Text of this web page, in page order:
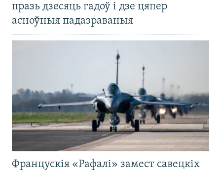
празь дзесяць гадоў і дзе цяпер
асноўныя падазраваныя
Францускія «Рафалі» замест савецкіх